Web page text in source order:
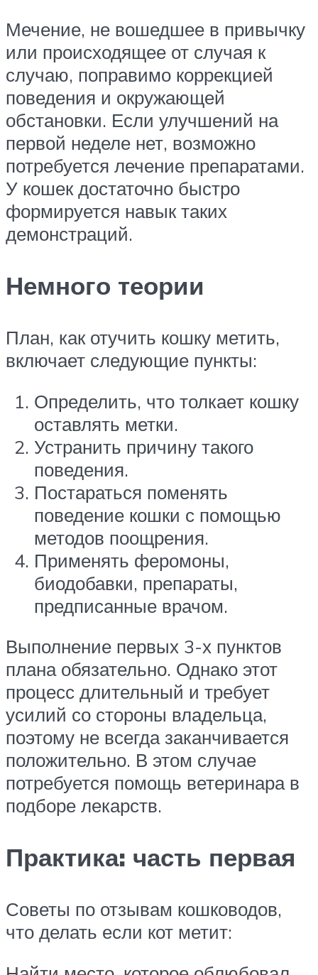
Мечение, не вошедшее в привычку
или происходящее от случая к
случаю, поправимо коррекцией
поведения и окружающей
обстановки. Если улучшений на
первой неделе нет, возможно
потребуется лечение препаратами.
У кошек достаточно быстро
формируется навык таких
демонстраций.
Немного теории
План, как отучить кошку метить,
включает следующие пункты:
Определить, что толкает кошку
оставлять метки.
Устранить причину такого
поведения.
Постараться поменять
поведение кошки с помощью
методов поощрения.
Применять феромоны,
биодобавки, препараты,
предписанные врачом.
Выполнение первых 3-х пунктов
плана обязательно. Однако этот
процесс длительный и требует
усилий со стороны владельца,
поэтому не всегда заканчивается
положительно. В этом случае
потребуется помощь ветеринара в
подборе лекарств.
Практика: часть первая
Советы по отзывам кошководов,
что делать если кот метит: